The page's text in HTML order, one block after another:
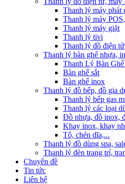
Thanh lý máy phát
Thanh lý máy
Thanh lý máy giặt
Thanh lý tivi
Thanh lý đồ điện tử
Thanh lý bàn ghế nhựa,
Thanh Lý Bàn
Bàn ghế sắt
Bàn ghế inox
Thanh lý đồ bếp, đồ gia
Thanh lý bếp gas
Thanh lý các loại
Đồ nhựa, đồ inox,
Khay inox, khay
Tô, chén dĩa,...
Thanh lý đồ dùng spa,
Thanh lý đèn trang trí,
Chuyên đề
Tin tức
Liên hệ